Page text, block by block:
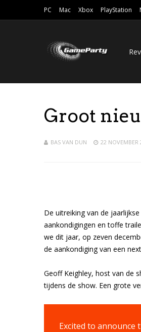
PC Mac Xbox PlayStation
Groot
BAS VAN DUN 22 NOVEMBER
De uitreiking van de
aankondigingen en toffe
we dit jaar, op zeven
de aankondiging van een
Geoff Keighley, host van de
tijdens de show. Een grote
Excited to announce